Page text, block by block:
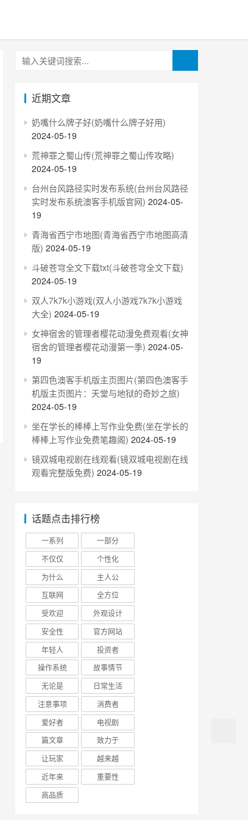
近期文章
奶嘴什么牌子好(奶嘴什么牌子好用)
2024-05-19
荒神罪之蜀山传(荒神罪之蜀山传攻略)
2024-05-19
台州台风路径实时发布系统(台州台风路径
实时发布系统澳客手机版官网) 2024-05-
19
青海省西宁市地图(青海省西宁市地图高清
版) 2024-05-19
斗破苍穹全文下载txt(斗破苍穹全文下载)
2024-05-19
双人7k7k小游戏(双人小游戏7k7k小游戏
大全) 2024-05-19
女神宿舍的管理者樱花动漫免费观看(女神
宿舍的管理者樱花动漫第一季) 2024-05-
19
第四色澳客手机版主页图片(第四色澳客手
机版主页图片：天堂与地狱的奇妙之旅)
2024-05-19
坐在学长的棒棒上写作业免费(坐在学长的
棒棒上写作业免费笔趣阁) 2024-05-19
镜双城电视剧在线观看(镜双城电视剧在线
观看完整版免费) 2024-05-19
话题点击排行榜
一系列
一部分
不仅仅
个性化
为什么
主人公
互联网
全方位
受欢迎
外观设计
安全性
官方网站
年轻人
投资者
操作系统
故事情节
无论是
日常生活
注意事项
消费者
爱好者
电视剧
篇文章
致力于
让玩家
越来越
近年来
重要性
高品质